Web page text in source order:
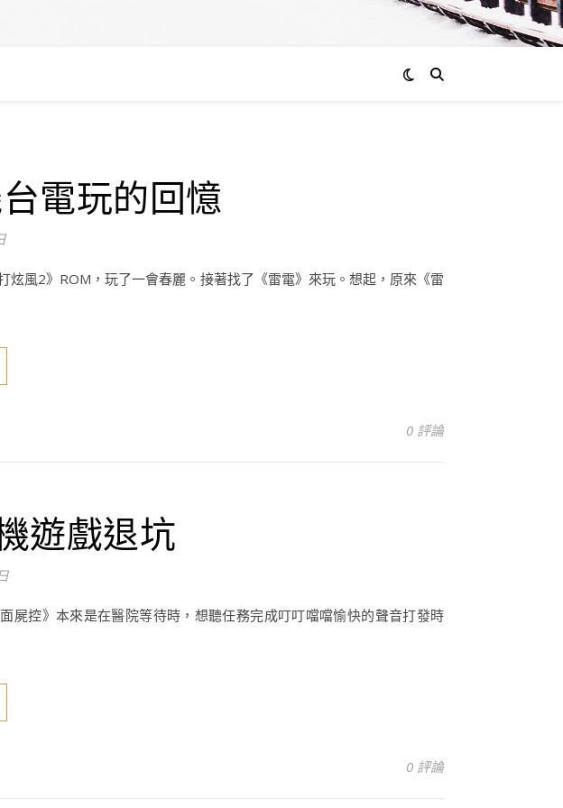
電玩的回憶
風2》ROM，玩了一會春麗。接著找了《雷電》來玩。想起，原來《雷
0 評論
遊戲退坑
屍控》本來是在醫院等待時，想聽任務完成叮叮噹噹愉快的聲音打發時
0 評論